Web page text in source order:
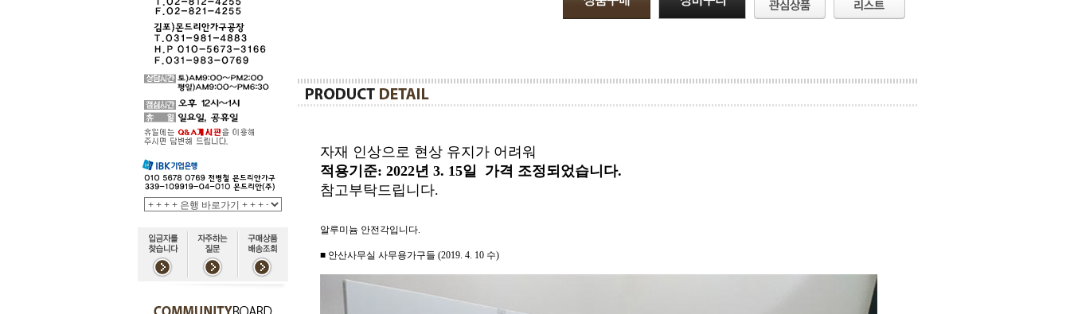
자재 인상으로 현상 유지가 어려워
적용기준: 2022년 3. 15일 가격 조정되었습니다.
참고부탁드립니다.
알루미늄 안전각입니다.
■ 안산사무실 사무용가구들 (2019. 4. 10 수)